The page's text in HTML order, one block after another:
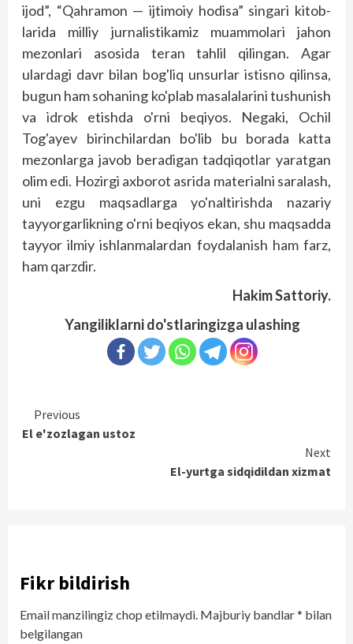
ijod”, “Qahramon — ijtimoiy hodisa” singari kitob­
larida milliy jurnalistikamiz muammolari jahon
mezonlari asosida teran tahlil qilingan. Agar
ulardagi davr bilan bog'liq unsurlar istisno qilinsa,
bugun ham sohaning ko'plab masalalarini tushunish
va idrok etishda o'rni beqiyos. Negaki, Ochil
Tog'ayev birinchilardan bo'lib bu borada katta
mezonlarga javob beradigan tadqiqotlar yaratgan
olim edi. Hozirgi axborot asrida materialni saralash,
uni ezgu maqsadlarga yo'naltirishda nazariy
tayyorgarlikning o'rni beqiyos ekan, shu maqsadda
tayyor ilmiy ishlanmalardan foydalanish ham farz,
ham qarz­dir.
Hakim Sattoriy.
Yangiliklarni do'stlaringizga ulashing
Continue
Reading
Previous
El e'zozlagan ustoz
Next
El-yurtga sidqidildan xizmat
Fikr bildirish
Email manzilingiz chop etilmaydi. Majburiy bandlar* bilan
belgilangan